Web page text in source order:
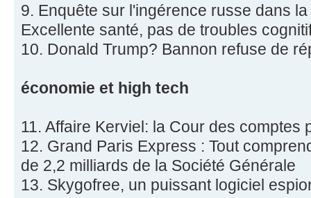
9. Enquête sur l'ingérence russe dans
Excellente santé, pas de troubles
10. Donald Trump? Bannon refuse de
économie et high tech
11. Affaire Kerviel: la Cour des comptes
12. Grand Paris Express : Tout
de 2,2 milliards de la Société Générale
13. Skygofree, un puissant logiciel